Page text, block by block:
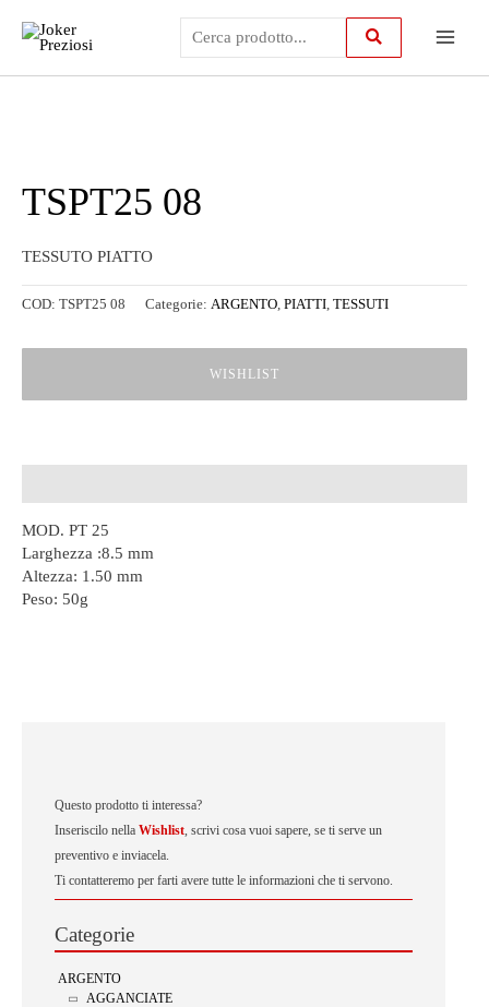
contenuto
Questo prodotto ti interessa?
Inseriscilo nella Wishlist, scrivi cosa vuoi sapere, se ti serve un
preventivo e inviacela.
Ti contatteremo per farti avere tutte le informazioni che ti servono.
Categorie
ARGENTO
AGGANCIATE
TSPT25 08
TESSUTO PIATTO
COD: TSPT25 08 Categorie: ARGENTO, PIATTI, TESSUTI
WISHLIST
MOD. PT 25
Larghezza :8.5 mm
Altezza: 1.50 mm
Peso: 50g